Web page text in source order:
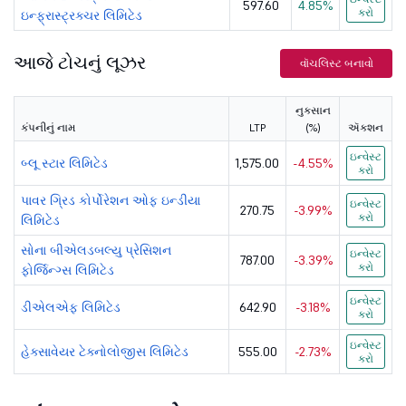
અમ્બુજા સિમે... 436.5 110077.4
ગ્રાસિમ ઇન્ડ... 217633.08
113252.6
163466.12
હિન્ડાલ્કો ઇ... 1026.55 233486.84
હિન્દુસ્તાન ... 488480.02
ઇન્ડિયન હોટે... 104657.85
લિન્ડ ઇન્ડીય... 60387.19
આઈટીસી લિમિટેડ 357089.84
ઇન્ફ્રાસ્ટ્રક્ચર લિમિટેડ
597.60 4.85%
કરો
આજે ટોચનું લૂઝર વૉચલિસ્ટ બનાવો
કંપનીનું નામ LTP
નુકસાન
(%)
ઍક્શન
બ્લૂ સ્ટાર લિમિટેડ 1,575.00 -4.55%
ઇન્વેસ્ટ
કરો
પાવર ગ્રિડ કોર્પોરેશન ઓફ ઇન્ડીયા
લિમિટેડ
270.75 -3.99%
ઇન્વેસ્ટ
કરો
સોના બીએલડબલ્યુ પ્રેસિશન
ફોર્જિન્ગ્સ લિમિટેડ
787.00 -3.39%
ઇન્વેસ્ટ
કરો
ડીએલએફ લિમિટેડ 642.90 -3.18%
ઇન્વેસ્ટ
કરો
હેક્સાવેયર ટેક્નોલોજીસ લિમિટેડ 555.00 -2.73%
ઇન્વેસ્ટ
કરો